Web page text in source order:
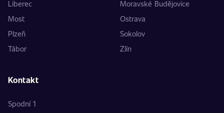
Liberec
Moravské Budějovice
Most
Ostrava
Plzeň
Sokolov
Tábor
Zlín
Kontakt
Spodní 1